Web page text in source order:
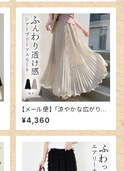
【メール便】 「涼やかな広がりを」
スカート プリーツ ロング ボトム
ス／skirt095
¥4,360